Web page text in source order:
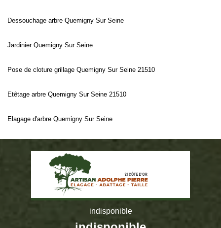
Dessouchage arbre Quemigny Sur Seine
Jardinier Quemigny Sur Seine
Pose de cloture grillage Quemigny Sur Seine 21510
Etêtage arbre Quemigny Sur Seine 21510
Elagage d'arbre Quemigny Sur Seine
indisponible